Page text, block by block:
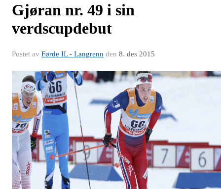
Gjøran nr. 49 i sin
verdscupdebut
Postet av Førde IL - Langrenn den 8. des 2015